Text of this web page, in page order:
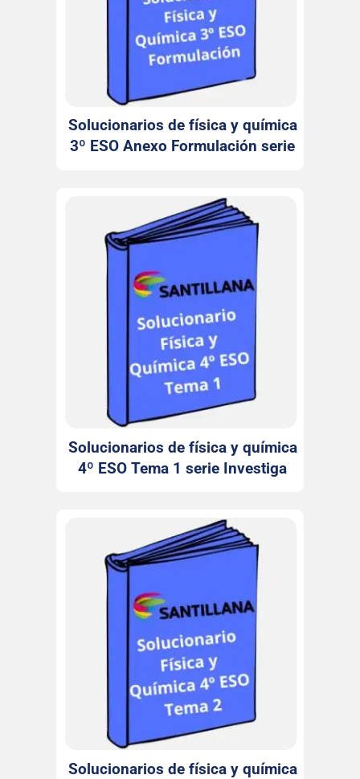
Solucionarios de física y química
3º ESO Anexo Formulación serie
Solucionarios de física y química
4º ESO Tema 1 serie Investiga
Solucionarios de física y química